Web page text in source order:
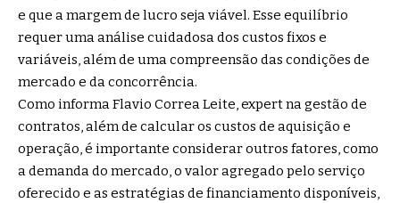
e que a margem de lucro seja viável. Esse equilíbrio
requer uma análise cuidadosa dos custos fixos e
variáveis, além de uma compreensão das condições de
mercado e da concorrência.
Como informa Flavio Correa Leite, expert na gestão de
contratos, além de calcular os custos de aquisição e
operação, é importante considerar outros fatores, como
a demanda do mercado, o valor agregado pelo serviço
oferecido e as estratégias de financiamento disponíveis,